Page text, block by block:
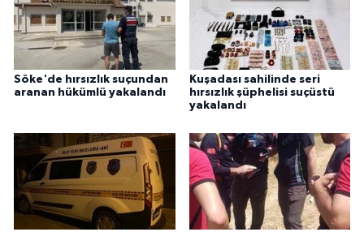
Söke'de hırsızlık suçundan
aranan hükümlü yakalandı
Kuşadası sahilinde seri
hırsızlık şüphelisi suçüstü
yakalandı